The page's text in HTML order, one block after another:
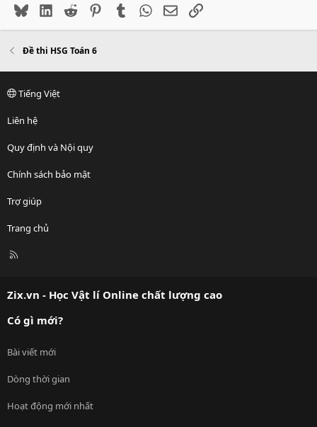
BlueskyLinkedIn
Reddit PinterestTumblr WhatsApp
EmailLink
Đề thi HSG Toán 6
Tiếng Việt
Liên hệ
Quy định và Nội quy
Chính sách bảo mật
Trợ giúp
Trang chủ
R
Zix.vn - Học Vật lí Online chất lượng cao
Có gì mới?
Bài viết mới
Dòng thời gian
Hoạt động mới nhất